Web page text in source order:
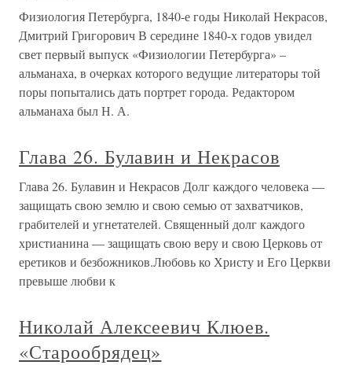
Физиология Петербурга, 1840-е годы Николай Некрасов,
Дмитрий Григорович В середине 1840-х годов увидел
свет первый выпуск «Физиологии Петербурга» –
альманаха, в очерках которого ведущие литераторы той
поры попытались дать портрет города. Редактором
альманаха был Н. А.
Глава 26. Булавин и Некрасов
Глава 26. Булавин и Некрасов Долг каждого человека —
защищать свою землю и свою семью от захватчиков,
грабителей и угнетателей. Священный долг каждого
христианина — защищать свою веру и свою Церковь от
еретиков и безбожников.Любовь ко Христу и Его Церкви
превыше любви к
Николай Алексеевич Клюев.
«Старообрядец»